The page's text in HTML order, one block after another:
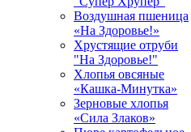
Воздушная пшеница
«На Здоровье!»
Хрустящие отруби
"На Здоровье!"
Хлопья овсяные
«Кашка-Минутка»
Зерновые хлопья
«Сила Злаков»